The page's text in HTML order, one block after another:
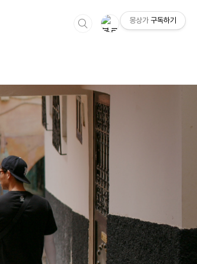
몽상가 구독하기